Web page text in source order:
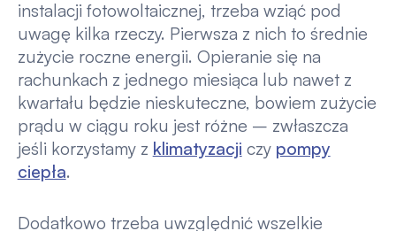
instalacji fotowoltaicznej, trzeba wziąć pod
uwagę kilka rzeczy. Pierwsza z nich to średnie
zużycie roczne energii. Opieranie się na
rachunkach z jednego miesiąca lub nawet z
kwartału będzie nieskuteczne, bowiem zużycie
prądu w ciągu roku jest różne – zwłaszcza
jeśli korzystamy z klimatyzacji czy pompy
ciepła.
Dodatkowo trzeba uwzględnić wszelkie